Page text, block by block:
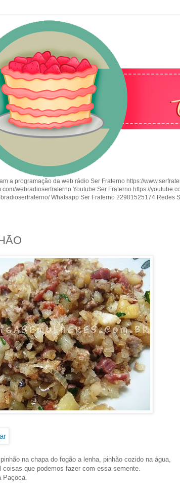
a programação da web rádio Ser Fraterno https://
webradioserfraterno Youtube Ser Fraterno https://
Whatsapp Ser Fraterno 22981525174 Redes
na chapa do fogão a lenha, pinhão cozido na água,
que podemos fazer com essa semente.
Paçoca.